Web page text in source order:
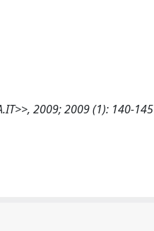
2009; 2009 (1): 140-145